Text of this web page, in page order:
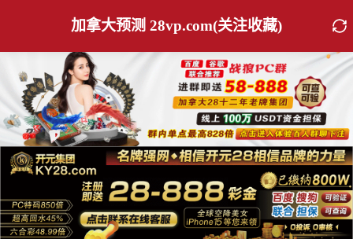
加拿大预测 28vp.com(关注收藏)